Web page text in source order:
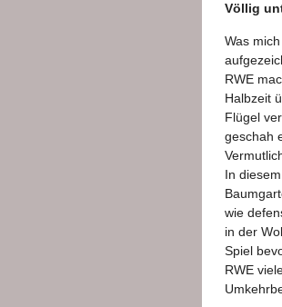
Völlig
Was
RWE
Halbzeit
Flügel
geschah
In
wie
in der
Spiel
RWE